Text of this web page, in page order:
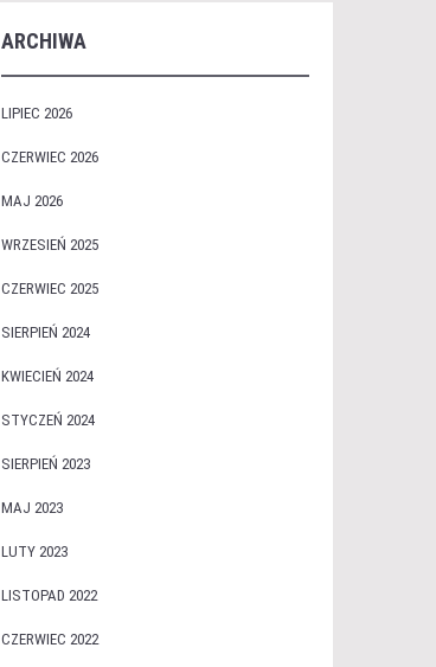
ARCHIWA
LIPIEC 2026
CZERWIEC 2026
MAJ 2026
WRZESIEŃ 2025
CZERWIEC 2025
SIERPIEŃ 2024
KWIECIEŃ 2024
STYCZEŃ 2024
SIERPIEŃ 2023
MAJ 2023
LUTY 2023
LISTOPAD 2022
CZERWIEC 2022